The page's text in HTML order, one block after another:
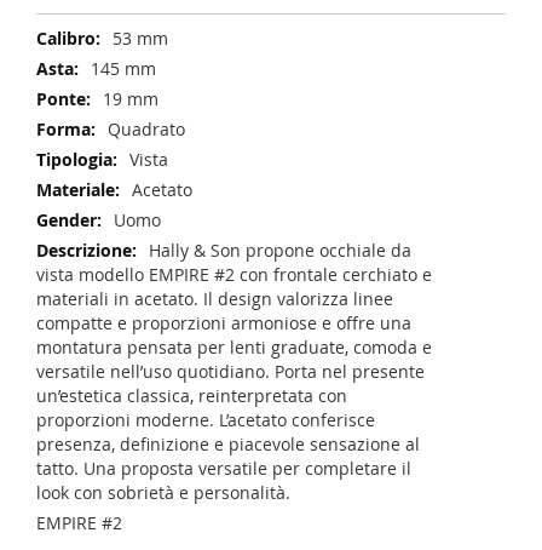
53 mm
145 mm
19 mm
Quadrato
Vista
Acetato
Uomo
Hally & Son propone occhiale da
vista modello EMPIRE #2 con frontale cerchiato e
materiali in acetato. Il design valorizza linee
compatte e proporzioni armoniose e offre una
montatura pensata per lenti graduate, comoda e
versatile nell’uso quotidiano. Porta nel presente
un’estetica classica, reinterpretata con
proporzioni moderne. L’acetato conferisce
presenza, definizione e piacevole sensazione al
tatto. Una proposta versatile per completare il
look con sobrietà e personalità.
EMPIRE #2